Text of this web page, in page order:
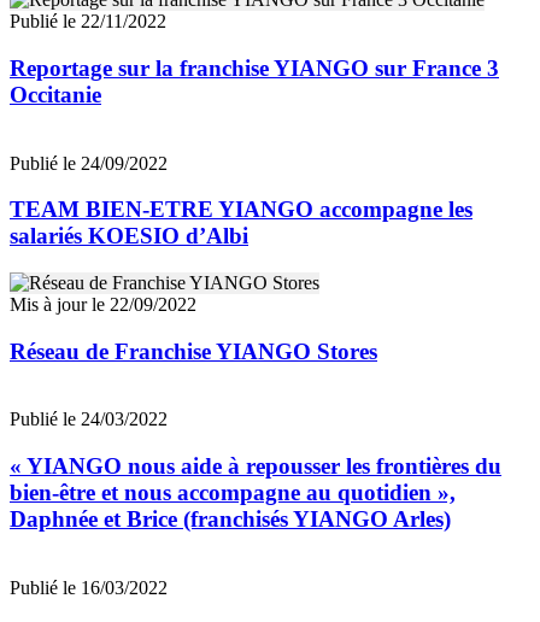
Publié le 22/11/2022
Reportage sur la franchise YIANGO sur France 3
Occitanie
Publié le 24/09/2022
TEAM BIEN-ETRE YIANGO accompagne les
salariés KOESIO d’Albi
Mis à jour le 22/09/2022
Réseau de Franchise YIANGO Stores
Publié le 24/03/2022
« YIANGO nous aide à repousser les frontières du
bien-être et nous accompagne au quotidien »,
Daphnée et Brice (franchisés YIANGO Arles)
Publié le 16/03/2022